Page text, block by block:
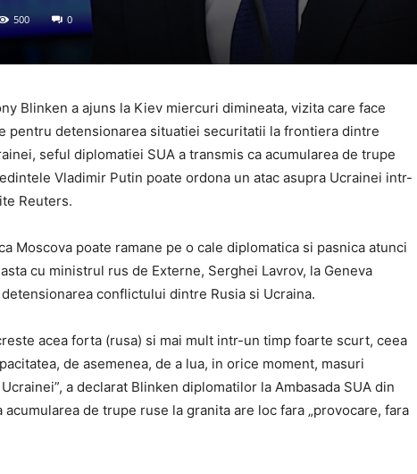
500 0
Blinken a ajuns la Kiev miercuri dimineata, vizita care face
pentru detensionarea situatiei securitatii la frontiera dintre
seful diplomatiei SUA a transmis ca acumularea de trupe
Vladimir Putin poate ordona un atac asupra Ucrainei intr-
Reuters.
Moscova poate ramane pe o cale diplomatica si pasnica atunci
cu ministrul rus de Externe, Serghei Lavrov, la Geneva
conflictului dintre Rusia si Ucraina.
acea forta (rusa) si mai mult intr-un timp foarte scurt, ceea
de asemenea, de a lua, in orice moment, masuri
a declarat Blinken diplomatilor la Ambasada SUA din
de trupe ruse la granita are loc fara „provocare, fara